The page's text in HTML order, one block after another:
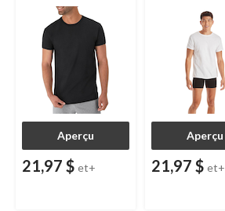
Aperçu
21,97 $ et+
Aperçu
21,97 $ et+